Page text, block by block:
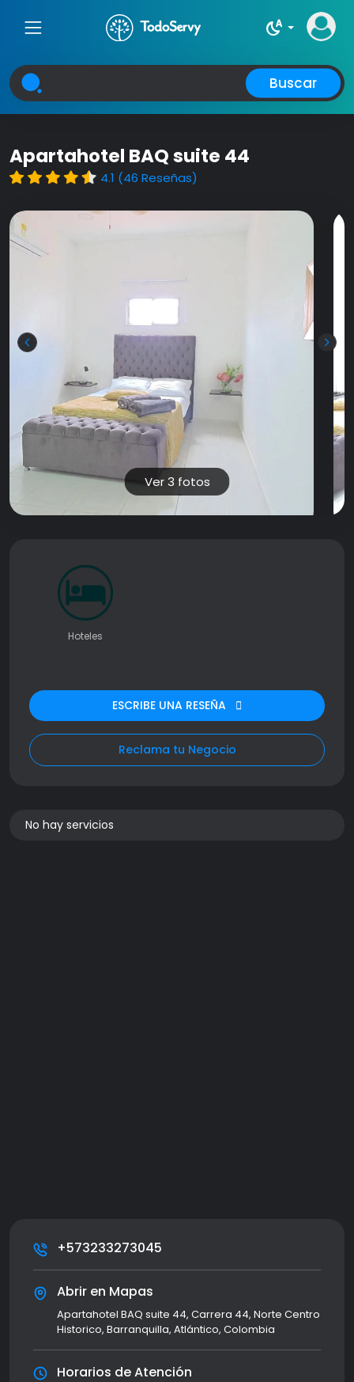
night_sight_auto
Buscar
Apartahotel BAQ suite 44
4.1 (46 Reseñas)
Ver 3 fotos
Hoteles
ESCRIBE UNA RESEÑA
Reclama tu Negocio
No hay servicios
+573233273045
Abrir en Mapas
Apartahotel BAQ suite 44, Carrera 44, Norte Centro
Historico, Barranquilla, Atlántico, Colombia
Horarios de Atención